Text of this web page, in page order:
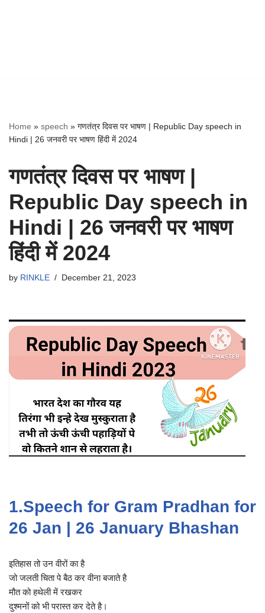
Home » speech » गणतंत्र दिवस पर भाषण | Republic Day speech in
Hindi | 26 जनवरी पर भाषण हिंदी में 2024
गणतंत्र दिवस पर भाषण |
Republic Day speech in
Hindi | 26 जनवरी पर भाषण
हिंदी में 2024
by RINKLE December 21, 2023
1.Speech for Gram Pradhan for
26 Jan | 26 January Bhashan
इतिहास तो उन वीरों का है
जो जलती चिता पे बैठ कर वीना बजाते है
मौत को हथेली में रखकर
दुश्मनों को भी परास्त कर देते है।